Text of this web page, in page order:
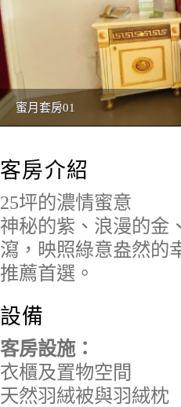
蜜月套房01
客房介紹
25坪的濃情蜜意
神秘的紫、浪漫的金
瀉，映照綠意盎然的
推薦首選。
設備
客房設施：
衣櫃及置物空間
天然羽絨被與羽絨枕